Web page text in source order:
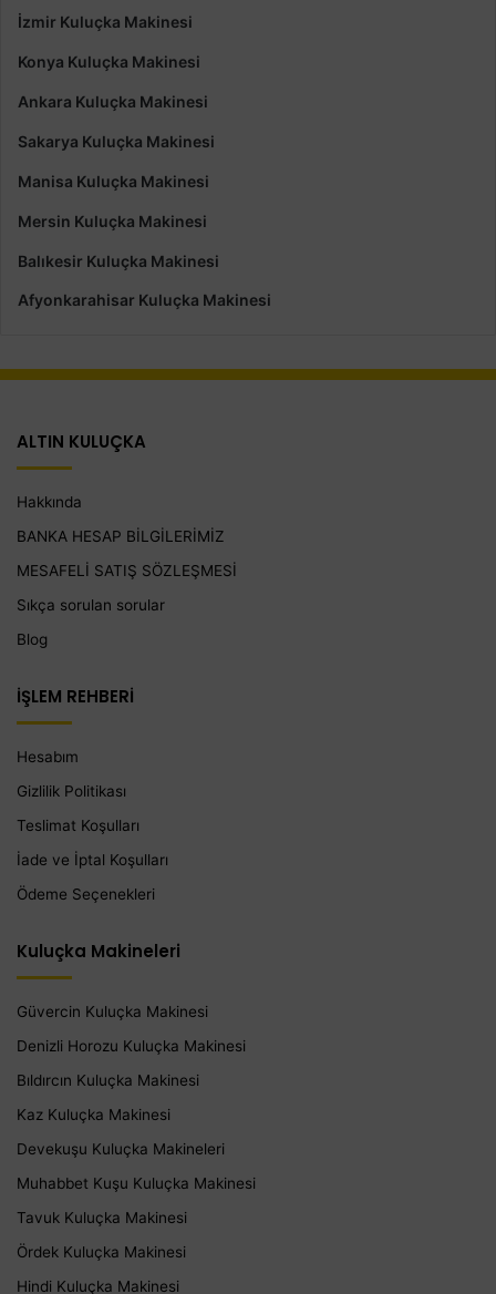
İzmir Kuluçka Makinesi
Konya Kuluçka Makinesi
Ankara Kuluçka Makinesi
Sakarya Kuluçka Makinesi
Manisa Kuluçka Makinesi
Mersin Kuluçka Makinesi
Balıkesir Kuluçka Makinesi
Afyonkarahisar Kuluçka Makinesi
ALTIN KULUÇKA
Hakkında
BANKA HESAP BİLGİLERİMİZ
MESAFELİ SATIŞ SÖZLEŞMESİ
Sıkça sorulan sorular
Blog
İŞLEM REHBERİ
Hesabım
Gizlilik Politikası
Teslimat Koşulları
İade ve İptal Koşulları
Ödeme Seçenekleri
Kuluçka Makineleri
Güvercin Kuluçka Makinesi
Denizli Horozu Kuluçka Makinesi
Bıldırcın Kuluçka Makinesi
Kaz Kuluçka Makinesi
Devekuşu Kuluçka Makineleri
Muhabbet Kuşu Kuluçka Makinesi
Tavuk Kuluçka Makinesi
Ördek Kuluçka Makinesi
Hindi Kuluçka Makinesi